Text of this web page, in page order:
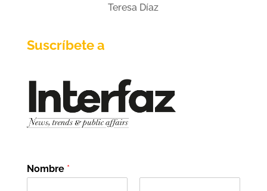
Teresa Díaz
Suscríbete a
Nombre *